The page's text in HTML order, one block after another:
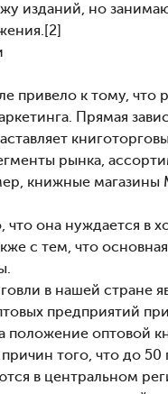
изданий, но
привело к тому,
Прямая
рынка,
книжные
она нуждается в
с тем, что
в нашей стране
предприятий
положение оптовой
того, что до
в центральном